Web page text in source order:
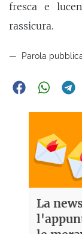
fresca e
rassicura.
Parola
La